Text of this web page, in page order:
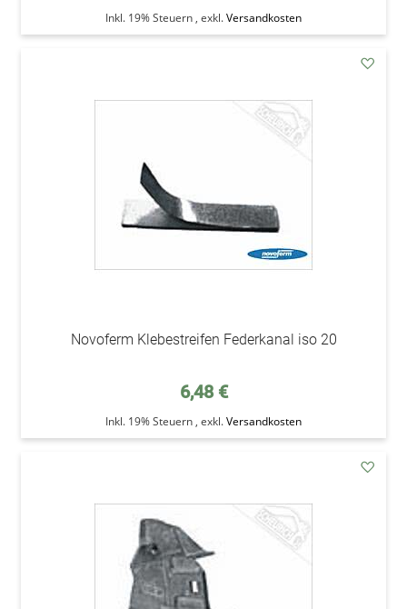
Inkl. 19% Steuern , exkl.Versandkosten
Novoferm Klebestreifen Federkanal iso 20
6,48 €
Inkl. 19% Steuern , exkl.Versandkosten